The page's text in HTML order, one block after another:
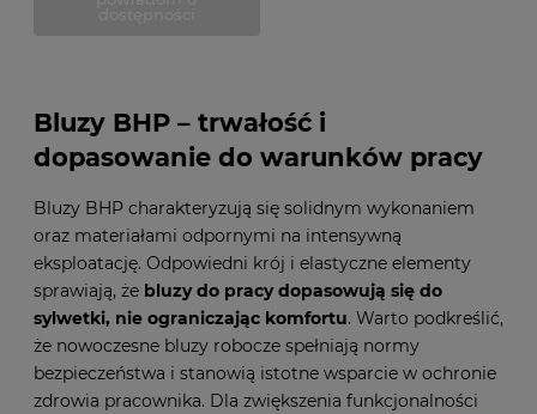
Bluzy BHP – trwałość i
dopasowanie do warunków pracy
Bluzy BHP charakteryzują się solidnym wykonaniem
oraz materiałami odpornymi na intensywną
eksploatację. Odpowiedni krój i elastyczne elementy
sprawiają, że bluzy do pracy dopasowują się do
sylwetki, nie ograniczając komfortu. Warto podkreślić,
że nowoczesne bluzy robocze spełniają normy
bezpieczeństwa i stanowią istotne wsparcie w ochronie
zdrowia pracownika. Dla zwiększenia funkcjonalności